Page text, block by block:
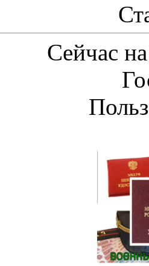
Сейчас